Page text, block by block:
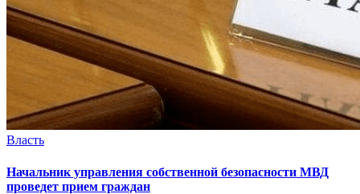
Власть
Начальник управления собственной безопасности МВД
проведет прием граждан